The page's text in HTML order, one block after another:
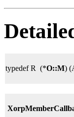
typedef R (*O::M)